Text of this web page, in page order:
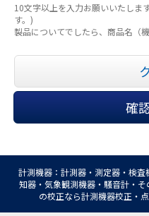
10文字以上を入力お願いいたしま
す。)
製品についてでしたら、商品名（
確
計測機器：計測器・測定器・検
知器・気象観測機器・騒音計・
の校正なら計測機器校正・